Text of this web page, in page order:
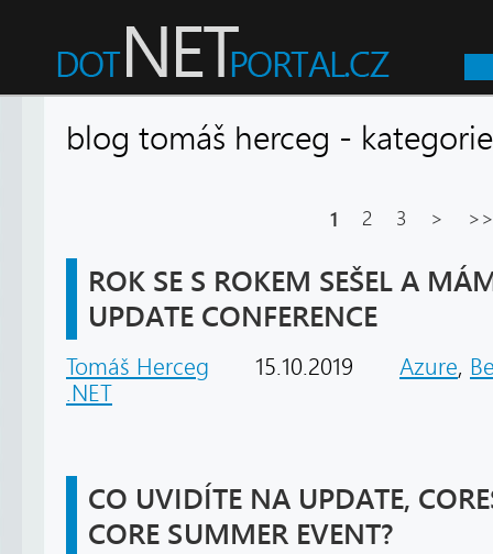
blog tomáš herceg -
1 2 3 >
ROK SE S ROKEM SEŠEL A
UPDATE CONFERENCE
Tomáš Herceg 15.10.2019 Azure,
.NET
CO UVIDÍTE NA UPDATE,
CORE SUMMER EVENT?